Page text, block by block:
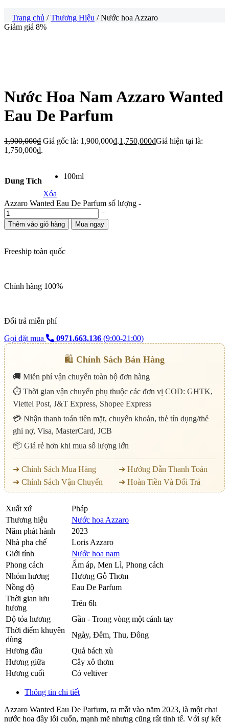
Trang chủ /Thương Hiệu / Nước hoa Azzaro
Giảm giá 8%
Nước Hoa Nam Azzaro Wanted
Eau De Parfum
1,900,000₫ Giá gốc là: 1,900,000₫.1,750,000₫Giá hiện tại là:
1,750,000₫.
Dung Tích
100ml
Xóa
Azzaro Wanted Eau De Parfum số lượng -
+
Thêm vào giỏ hàng Mua ngay
Freeship toàn quốc
Chính hãng 100%
Đổi trả miễn phí
Gọi đặt mua
0971.663.136 (9:00-21:00)
🛍️ Chính Sách Bán Hàng
🚚 Miễn phí vận chuyển toàn bộ đơn hàng
⏱️ Thời gian vận chuyển phụ thuộc các đơn vị COD: GHTK,
Viettel Post, J&T Express, Shopee Express
💳 Nhận thanh toán tiền mặt, chuyển khoản, thẻ tín dụng/thẻ
ghi nợ, Visa, MasterCard, JCB
📦 Giá rẻ hơn khi mua số lượng lớn
➜ Chính Sách Mua Hàng
➜ Hướng Dẫn Thanh Toán
➜ Chính Sách Vận Chuyển
➜ Hoàn Tiền Và Đổi Trả
Xuất xứ
Pháp
Thương hiệu
Nước hoa Azzaro
Năm phát hành
2023
Nhà pha chế
Loris Azzaro
Giới tính
Nước hoa nam
Phong cách
Ấm áp, Men Lì, Phong cách
Nhóm hương
Hương Gỗ Thơm
Nồng độ
Eau De Parfum
Thời gian lưu
hương
Trên 6h
Độ tỏa hương
Gần - Trong vòng một cánh tay
Thời điểm khuyên
dùng
Ngày, Đêm, Thu, Đông
Hương đầu
Quả bách xù
Hương giữa
Cây xô thơm
Hương cuối
Cỏ veltiver
Thông tin chi tiết
Azzaro Wanted Eau De Parfum, ra mắt vào năm 2023, là một chai
nước hoa đầy lôi cuốn, mạnh mẽ nhưng cũng rất tinh tế. Với sự kết